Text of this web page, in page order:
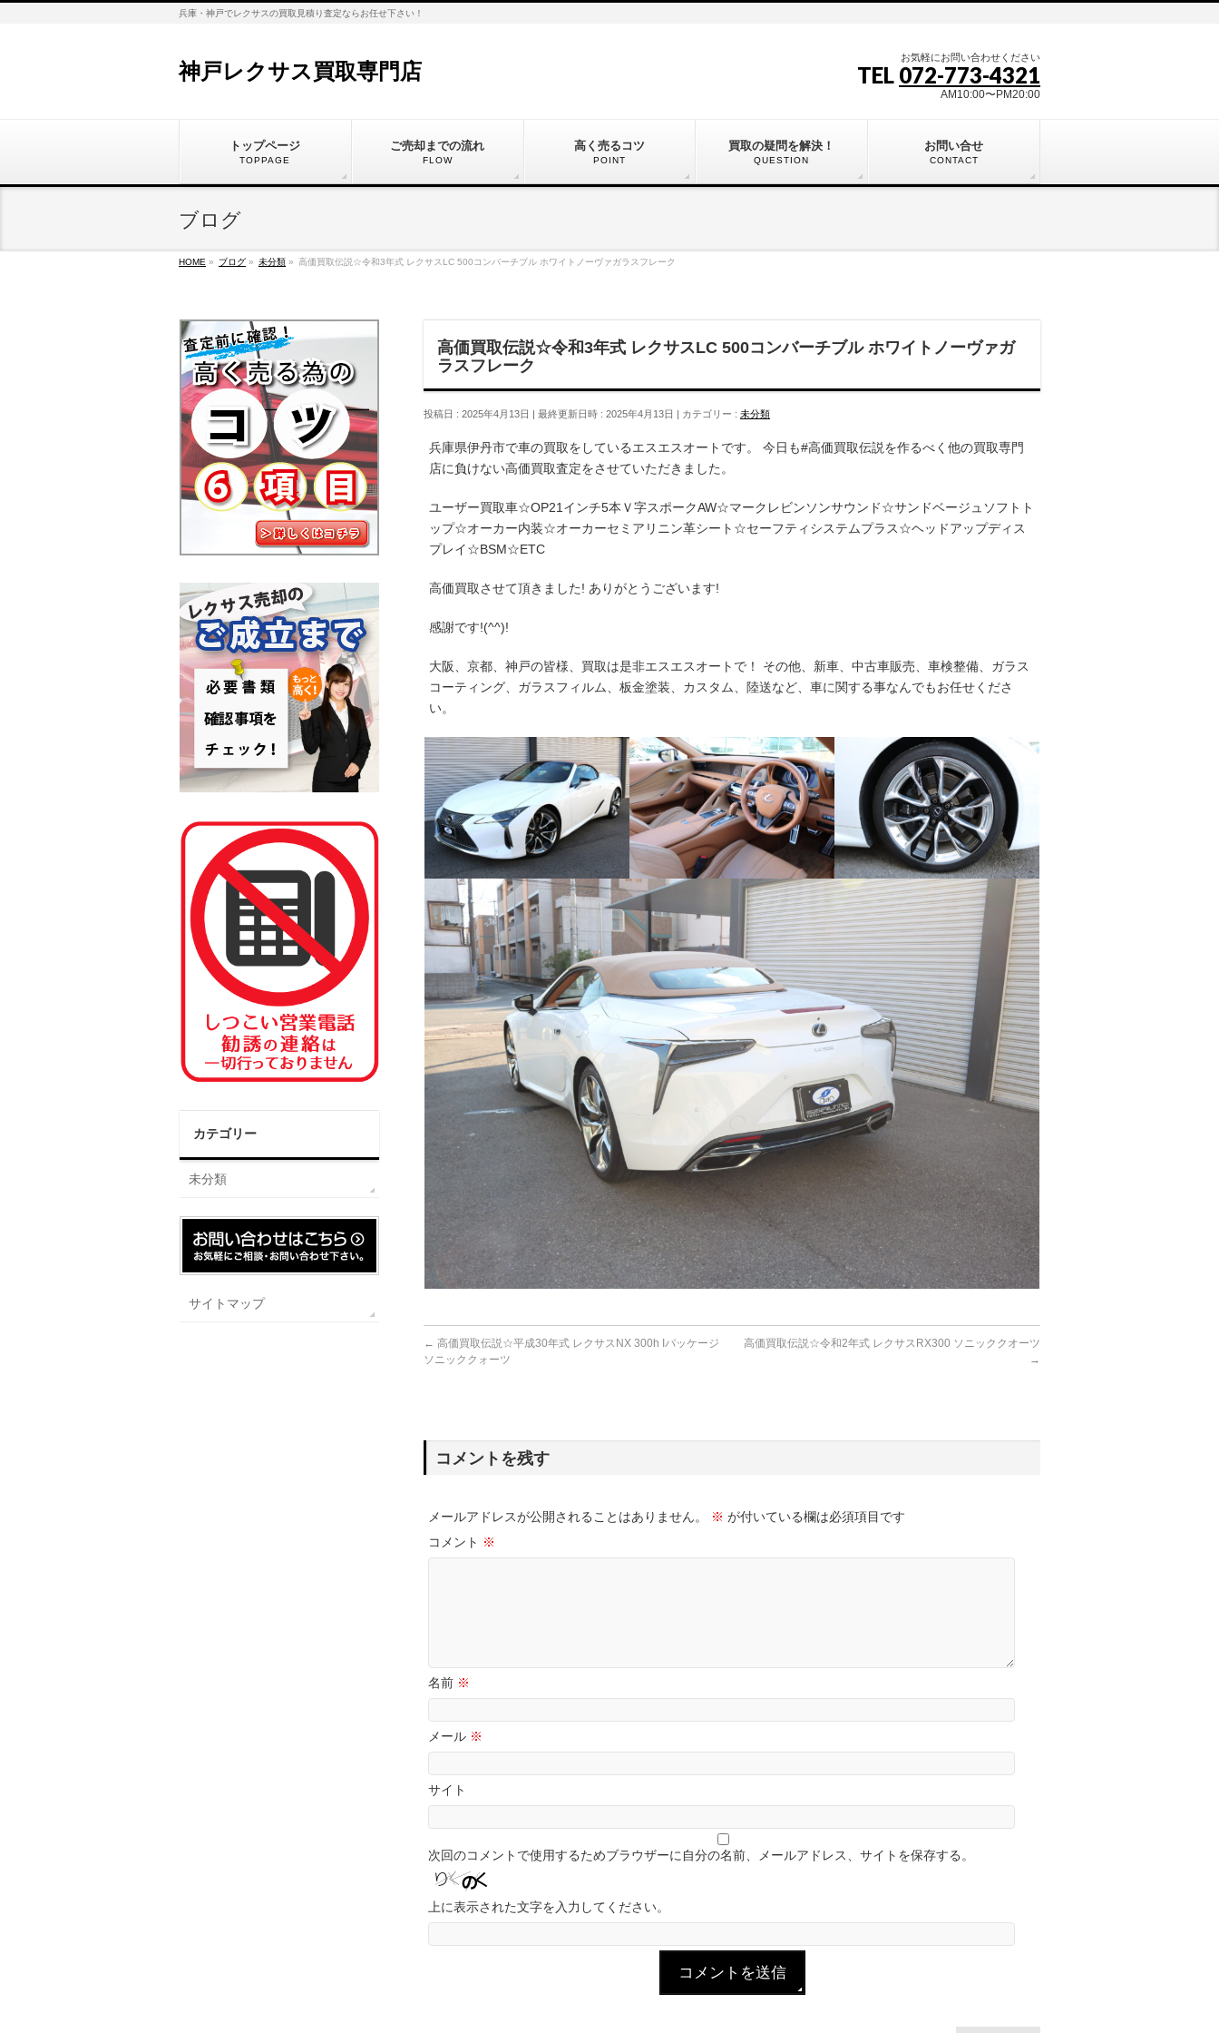
兵庫・神戸でレクサスの買取見積り査定ならお任せ下さい！
神戸レクサス買取専門店
お気軽にお問い合わせください
TEL 072-773-4321
AM10:00〜PM20:00
トップページ
TOPPAGE
ご売却までの流れ
FLOW
高く売るコツ
POINT
買取の疑問を解決！
QUESTION
お問い合せ
CONTACT
ブログ
HOME » ブログ » 未分類 » 高価買取伝説☆令和3年式 レクサスLC 500コンバーチブル ホワイトノーヴァガラスフレーク
高価買取伝説☆令和3年式 レクサスLC 500コンバーチブル ホワイトノーヴァガ
ラスフレーク
投稿日 : 2025年4月13日 最終更新日時 : 2025年4月13日 カテゴリー : 未分類
兵庫県伊丹市で車の買取をしているエスエスオートです。 今日も#高価買取伝説を作るべく他の買取専門
店に負けない高価買取査定をさせていただきました。
ユーザー買取車☆OP21インチ5本Ｖ字スポークAW☆マークレビンソンサウンド☆サンドベージュソフトト
ップ☆オーカー内装☆オーカーセミアリニン革シート☆セーフティシステムプラス☆ヘッドアップディス
プレイ☆BSM☆ETC
高価買取させて頂きました! ありがとうございます!
感謝です!(^^)!
大阪、京都、神戸の皆様、買取は是非エスエスオートで！ その他、新車、中古車販売、車検整備、ガラス
コーティング、ガラスフィルム、板金塗装、カスタム、陸送など、車に関する事なんでもお任せくださ
い。
← 高価買取伝説☆平成30年式 レクサスNX 300h Iパッケージ
ソニッククォーツ
高価買取伝説☆令和2年式 レクサスRX300 ソニッククオーツ
→
コメントを残す
メールアドレスが公開されることはありません。 ※ が付いている欄は必須項目です
コメント ※
名前 ※
メール ※
サイト
次回のコメントで使用するためブラウザーに自分の名前、メールアドレス、サイトを保存する。
上に表示された文字を入力してください。
カテゴリー
未分類
サイトマップ